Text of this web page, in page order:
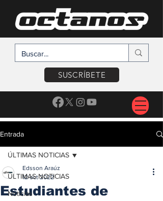
SUSCRÍBETE
Entrada
ÚLTIMAS NOTICIAS
Noticias
ÚLTIMAS NOTICIAS
Estudiantes de
Edsson Araúz
12 oct 2022